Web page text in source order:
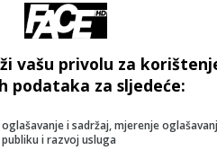
vašu privolu za
podataka za sljedeće:
i sadržaj, mjerenje
i razvoj usluga